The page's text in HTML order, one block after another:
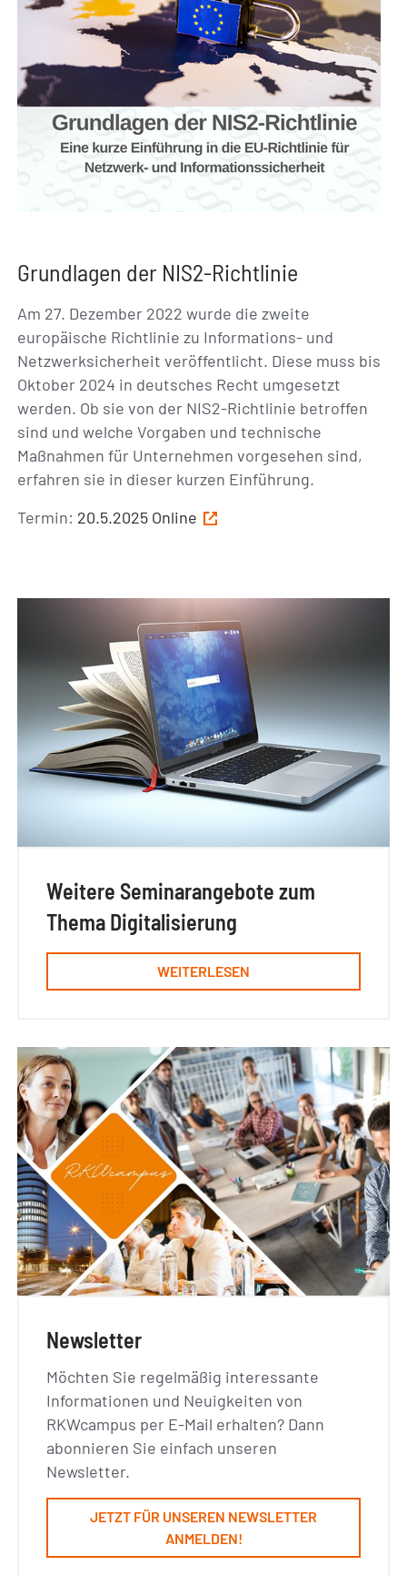
Grundlagen der NIS2-Richtlinie
Am 27. Dezember 2022 wurde die zweite
europäische Richtlinie zu Informations- und
Netzwerksicherheit veröffentlicht. Diese muss bis
Oktober 2024 in deutsches Recht umgesetzt
werden. Ob sie von der NIS2-Richtlinie betroffen
sind und welche Vorgaben und technische
Maßnahmen für Unternehmen vorgesehen sind,
erfahren sie in dieser kurzen Einführung.
Termin: 20.5.2025 Online
Weitere Seminarangebote zum
Thema Digitalisierung
WEITERLESEN
Newsletter
Möchten Sie regelmäßig interessante
Informationen und Neuigkeiten von
RKWcampus per E-Mail erhalten? Dann
abonnieren Sie einfach unseren
Newsletter.
JETZT FÜR UNSEREN NEWSLETTER
ANMELDEN!